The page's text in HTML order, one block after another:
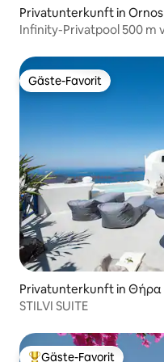
Privatunterkunft in Ornos
Infinity-Privatpool 500 m
Gäste-Favorit
Gäste-Favorit
Privatunterkunft in Θήρα
STILVI SUITE
Gäste-Favorit